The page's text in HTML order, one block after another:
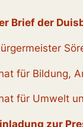
Brief der
für Bildung,
für Umwelt
zur